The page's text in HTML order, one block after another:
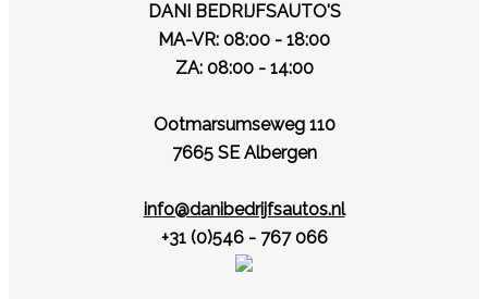
DANI BEDRIJFSAUTO'S
MA-VR: 08:00 - 18:00
ZA: 08:00 - 14:00
Ootmarsumseweg 110
7665 SE Albergen
info@danibedrijfsautos.nl
+31 (0)546 - 767 066